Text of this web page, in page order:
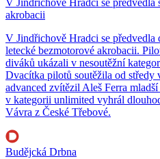
akrobacii
V Jindřichově Hradci se předvedla
letecké bezmotorové akrobacii.
diváků ukázali v nesoutěžní
Dvacítka pilotů soutěžila od
advanced zvítězil Aleš Ferra
v kategorii unlimited vyhrál
Vávra z České Třebové.
Budějcká Drbna